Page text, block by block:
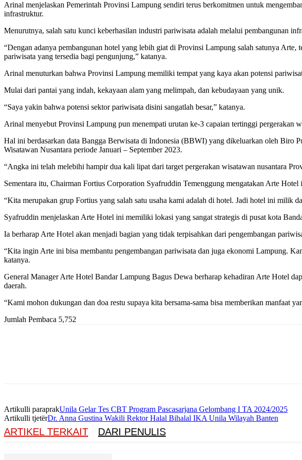
Arinal menjelaskan Pemerintah Provinsi Lampung sendiri terus berkomitmen untuk
infrastruktur.
Menurutnya, salah satu kunci keberhasilan industri pariwisata adalah melalui pembangunan
“Dengan adanya pembangunan hotel yang lebih giat di Provinsi Lampung salah satunya
pariwisata yang tersedia bagi pengunjung,” katanya.
Arinal menuturkan bahwa Provinsi Lampung memiliki tempat yang kaya akan potensi
Mulai dari pantai yang indah, kekayaan alam yang melimpah, dan kebudayaan yang unik.
“Saya yakin bahwa potensi sektor pariwisata disini sangatlah besar,” katanya.
Arinal menyebut Provinsi Lampung pun menempati urutan ke-3 capaian tertinggi pergerakan
Hal ini berdasarkan data Bangga Berwisata di Indonesia (BBWI) yang dikeluarkan oleh Biro
Wisatawan Nusantara periode Januari – September 2023.
“Angka ini telah melebihi hampir dua kali lipat dari target pergerakan wisatawan nusantara
Sementara itu, Chairman Fortius Corporation Syafruddin Temenggung mengatakan Arte
“Kita merupakan grup Fortius yang salah satu usaha kami adalah di hotel. Jadi hotel ini milik
Syafruddin menjelaskan Arte Hotel ini memiliki lokasi yang sangat strategis di pusat kota
Ia berharap Arte Hotel akan menjadi bagian yang tidak terpisahkan dari pengembangan
“Kita ingin Arte ini bisa membantu pengembangan pariwisata dan juga ekonomi Lampung.
katanya.
General Manager Arte Hotel Bandar Lampung Bagus Dewa berharap kehadiran Arte Hotel
daerah.
“Kami mohon dukungan dan doa restu supaya kita bersama-sama bisa memberikan manfaat
Jumlah Pembaca 5,752
Artikulli paraprakUnila Gelar Tes CBT Program Pascasarjana Gelombang I TA 2024/2025
Artikulli tjetërDr. Anna Gustina Wakili Rektor Halal Bihalal IKA Unila Wilayah Banten
ARTIKEL TERKAIT DARI PENULIS